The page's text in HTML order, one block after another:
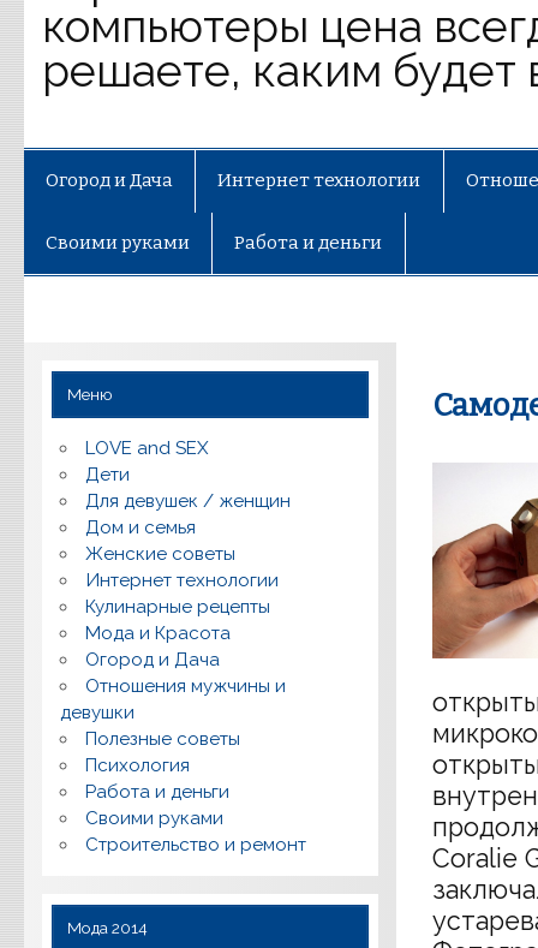
компьютеры цена
решаете, каким будет
Огород и Дача Интернет технологии
Своими руками Работа и деньги
Coralie
Меню
LOVE and SEX
Дети
Для девушек / женщин
Дом и семья
Женские советы
Интернет технологии
Кулинарные рецепты
Мода и Красота
Огород и Дача
Отношения мужчины и
девушки
Полезные советы
Психология
Работа и деньги
Своими руками
Строительство и ремонт
Мода 2014